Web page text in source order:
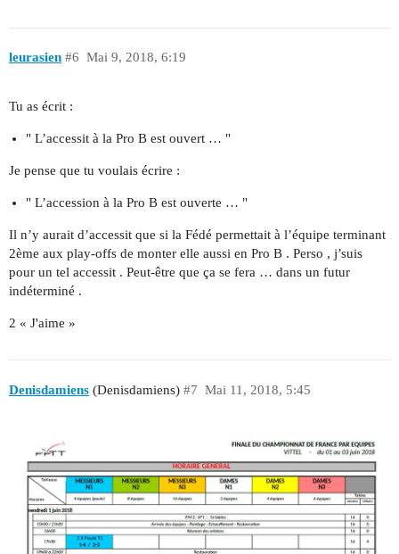
leurasien Mai 9, 2018, 6:19
#6
Tu as écrit :
" L’accessit à la Pro B est ouvert … "
Je pense que tu voulais écrire :
" L’accession à la Pro B est ouverte … "
Il n’y aurait d’accessit que si la Fédé permettait à l’équipe terminant
2ème aux play-offs de monter elle aussi en Pro B . Perso , j’suis
pour un tel accessit . Peut-être que ça se fera … dans un futur
indéterminé .
2 « J'aime »
Denisdamiens (Denisdamiens) Mai 11, 2018, 5:45
#7